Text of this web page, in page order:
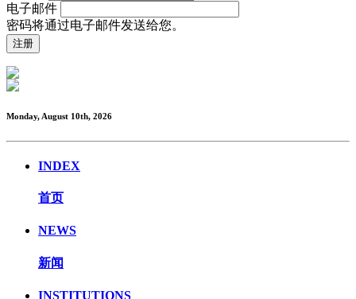
电子邮件
密码将通过电子邮件发送给您。
Monday, August 10th, 2026
INDEX
首页
NEWS
新闻
INSTITUTIONS